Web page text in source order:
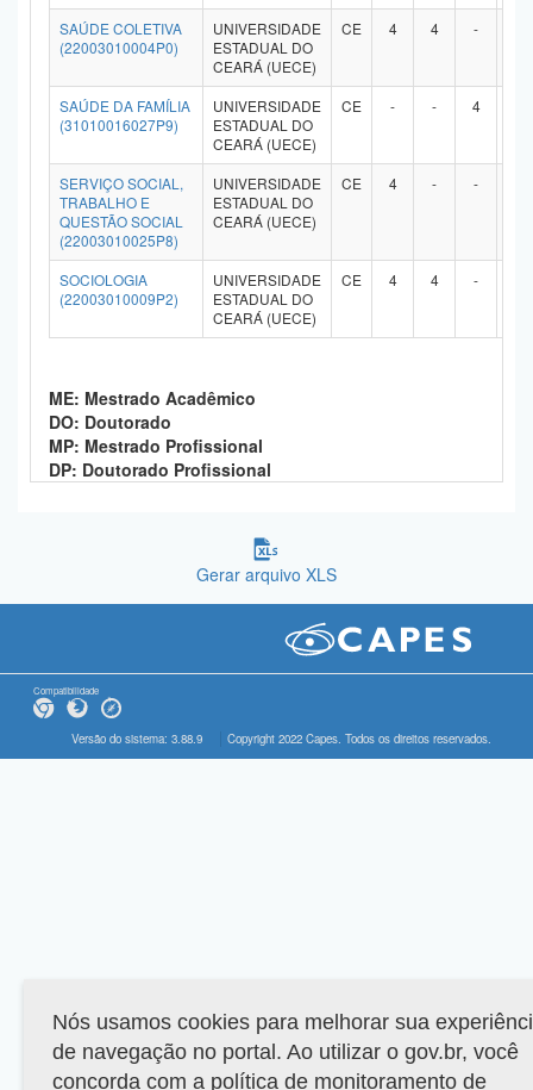
SAÚDE COLETIVA
(22003010004P0)
UNIVERSIDADE
ESTADUAL DO
CEARÁ (UECE)
CE 4 4 -
SAÚDE DA FAMÍLIA
(31010016027P9)
UNIVERSIDADE
ESTADUAL DO
CEARÁ (UECE)
CE - - 4
SERVIÇO SOCIAL,
TRABALHO E
QUESTÃO SOCIAL
(22003010025P8)
UNIVERSIDADE
ESTADUAL DO
CEARÁ (UECE)
CE 4 - -
SOCIOLOGIA
(22003010009P2)
UNIVERSIDADE
ESTADUAL DO
CEARÁ (UECE)
CE 4 4 -
ME: Mestrado Acadêmico
DO: Doutorado
MP: Mestrado Profissional
DP: Doutorado Profissional
Gerar arquivo XLS
Compatibilidade
Versão do sistema: 3.88.9 Copyright 2022 Capes. Todos os direitos reservados.
Nós usamos cookies para melhorar sua
de navegação no portal. Ao utilizar o gov.br, você
concorda com a política de monitoramento de